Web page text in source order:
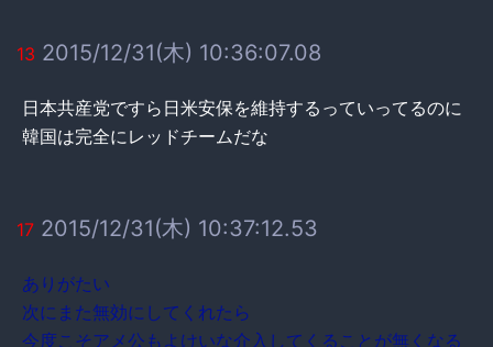
13 2015/12/31(木) 10:36:07.08
日本共産党ですら日米安保を維持するっていってるのに
韓国は完全にレッドチームだな
17 2015/12/31(木) 10:37:12.53
ありがたい
次にまた無効にしてくれたら
今度こそアメ公もよけいな介入してくることが無くなる